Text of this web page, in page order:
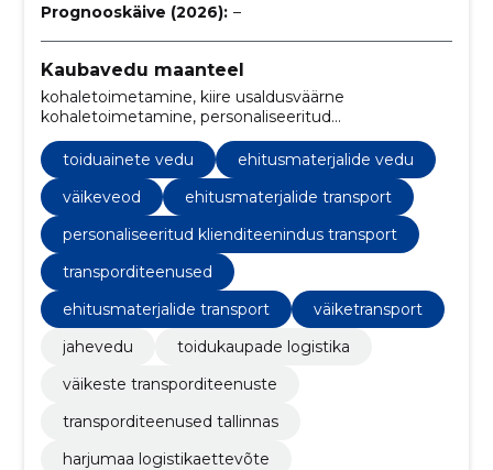
Prognooskäive (2026): –
Kaubavedu maanteel
kohaletoimetamine, kiire usaldusväärne
kohaletoimetamine, personaliseeritud
klienditeenindus transport, Klienditeenindus,
kohandatud lahendused, tellimissüsteem, logistika,
väiketransport, ehitusmaterjalide transport, paindlik
transporditeenus
toiduainete vedu
ehitusmaterjalide vedu
väikeveod
ehitusmaterjalide transport
personaliseeritud klienditeenindus transport
transporditeenused
ehitusmaterjalide transport
väiketransport
jahevedu
toidukaupade logistika
väikeste transporditeenuste
transporditeenused tallinnas
harjumaa logistikaettevõte